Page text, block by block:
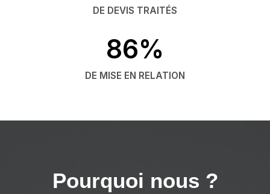
DE DEVIS TRAITÉS
86%
DE MISE EN RELATION
Pourquoi nous ?